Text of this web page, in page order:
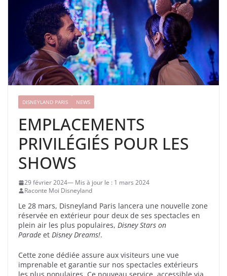
DISNEYLAND PARIS NEWS
EMPLACEMENTS
PRIVILÉGIÉS POUR LES
SHOWS
29 février 2024
1 mars 2024
Raconte Moi Disneyland
Le 28 mars, Disneyland Paris lancera une nouvelle zone
réservée en extérieur pour deux de ses spectacles en
plein air les plus populaires, Disney Stars on
Parade et Disney Dreams!.
Cette zone dédiée assure aux visiteurs une vue
imprenable et garantie sur nos spectacles extérieurs